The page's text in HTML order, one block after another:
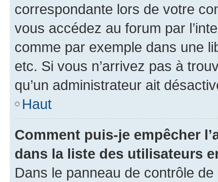
correspondante lors de votre
vous accédez au forum par
comme par exemple dans une
etc. Si vous n’arrivez pas à
qu’un administrateur ait
Haut
Comment puis-je empêcher
dans la liste des utilisateurs
Dans le panneau de contrôle